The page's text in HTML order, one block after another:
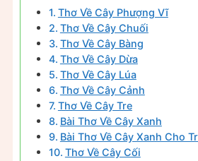
Thơ Về Cây Phượng Vĩ
Thơ Về Cây Chuối
Thơ Về Cây Bàng
Thơ Về Cây Dừa
Thơ Về Cây Lúa
Thơ Về Cây Cảnh
Thơ Về Cây Tre
Bài Thơ Về Cây Xanh
Bài Thơ Về Cây Xanh Cho
Thơ Về Cây Cối